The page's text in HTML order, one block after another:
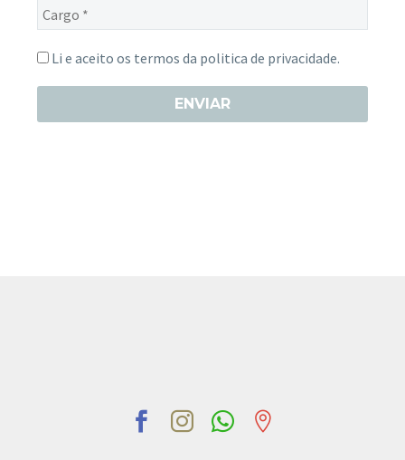
Cargo
*
Li e aceito os termos da politica de privacidade.